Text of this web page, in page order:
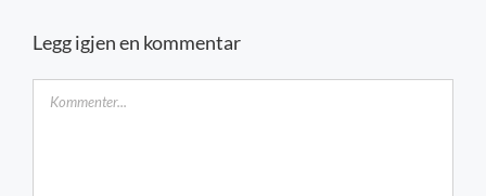
Legg igjen en kommentar